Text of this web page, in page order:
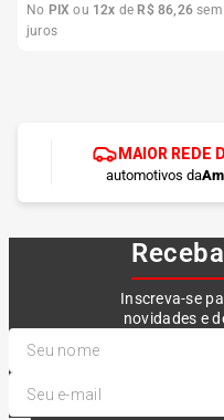
No PIX ou 12x de R$ 86,26 sem
juros
MAIOR REDE
automotivos da
Inscreva-se
novidades e